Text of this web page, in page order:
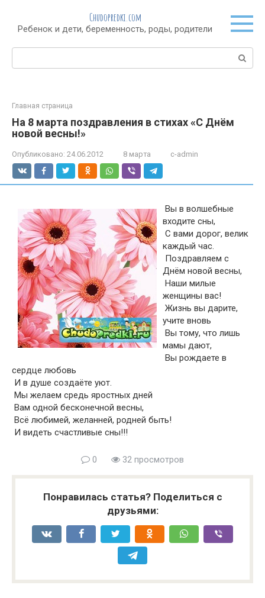
контенту
Chudopredki.com
Ребенок и дети, беременность, роды, родители
Поиск:
Главная страница
На 8 марта поздравления в стихах «С Днём
новой весны!»
Опубликовано: 24.06.2012 8 марта c-admin
Вы в волшебные
входите сны,
С вами дорог, велик
каждый час.
Поздравляем с
Днём новой весны,
Наши милые
женщины вас!
Жизнь вы дарите,
учите вновь
Вы тому, что лишь
мамы дают,
Вы рождаете в
сердце любовь
И в душе создаёте уют.
Мы желаем средь яростных дней
Вам одной бесконечной весны,
Всё любимей, желанней, родней быть!
И видеть счастливые сны!!!
0 32 просмотров
Понравилась статья? Поделиться с
друзьями: